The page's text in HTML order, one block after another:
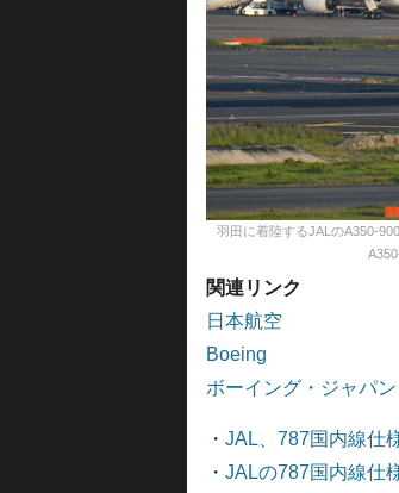
羽田に着陸するJALのA350-
関連リンク
日本航空
Boeing
ボーイング・ジャパン
・ JAL、787国内線仕
・ JALの787国内線仕